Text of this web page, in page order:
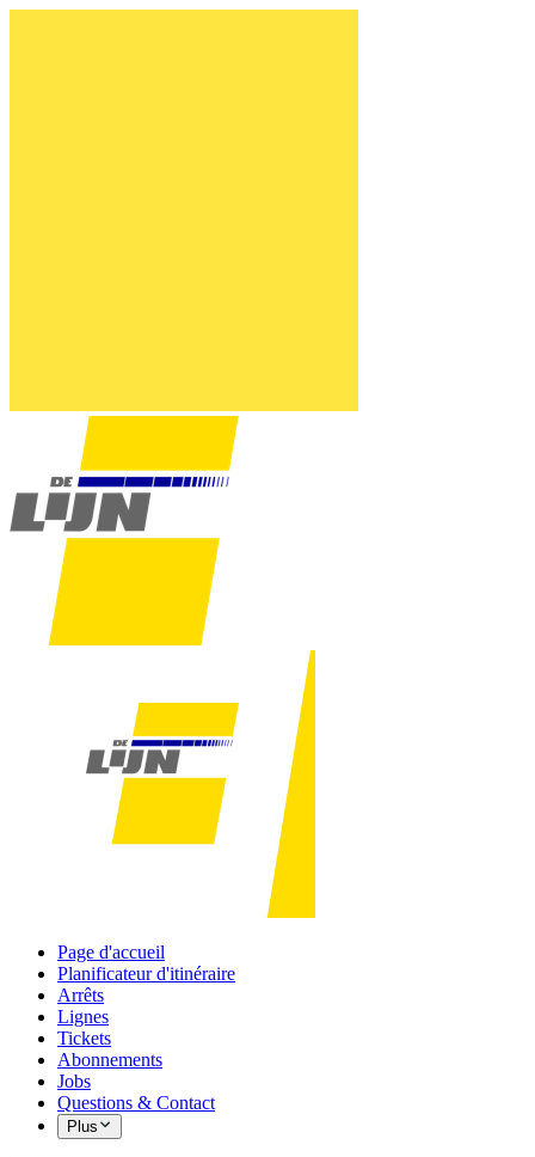
Page d'accueil
Planificateur d'itinéraire
Arrêts
Lignes
Tickets
Abonnements
Jobs
Questions & Contact
Plus